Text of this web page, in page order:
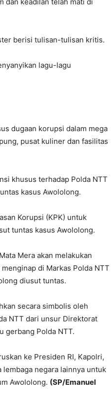
dan keadilan telah mati di
berisi tulisan-tulisan kritis.
lagu-lagu
dugaan korupsi dalam mega
pusat kuliner dan fasilitas
khusus terhadap Polda NTT
kasus Awololong.
Korupsi (KPK) untuk
tuntas kasus Awololong.
Mera akan melakukan
di Markas Polda NTT
diusut tuntas.
secara simbolis oleh
NTT dari unsur Direktorat
gerbang Polda NTT.
ke Presiden RI, Kapolri,
lembaga negara lainnya untuk
Awololong. (SP/Emanuel